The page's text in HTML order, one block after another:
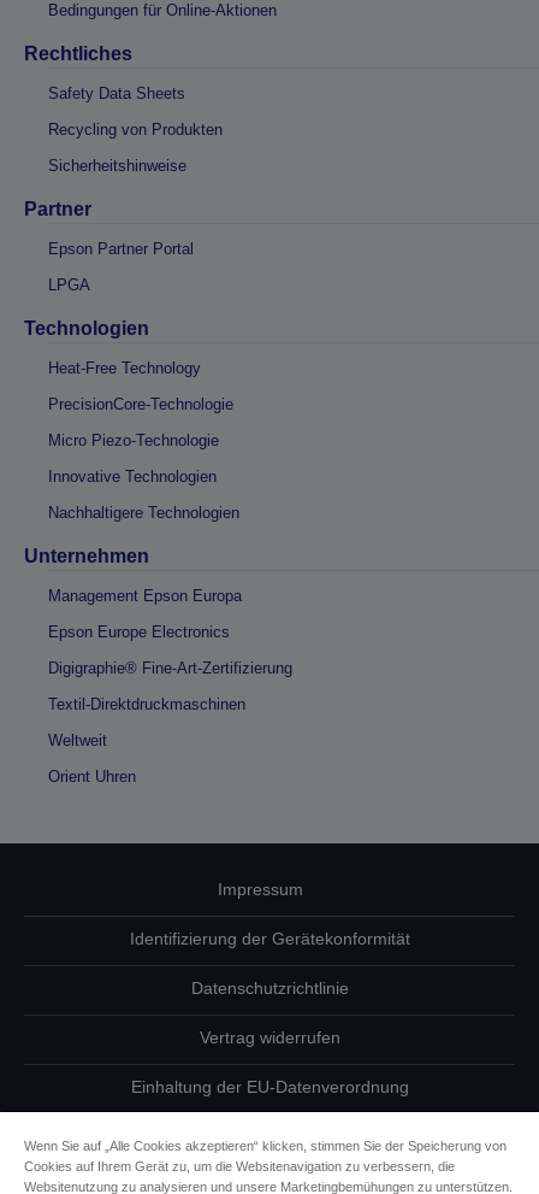
Bedingungen für Online-Aktionen
Rechtliches
Safety Data Sheets
Recycling von Produkten
Sicherheitshinweise
Partner
Epson Partner Portal
LPGA
Technologien
Heat-Free Technology
PrecisionCore-Technologie
Micro Piezo-Technologie
Innovative Technologien
Nachhaltigere Technologien
Unternehmen
Management Epson Europa
Epson Europe Electronics
Digigraphie® Fine-Art-Zertifizierung
Textil-Direktdruckmaschinen
Weltweit
Orient Uhren
Impressum
Identifizierung der Gerätekonformität
Datenschutzrichtlinie
Vertrag widerrufen
Einhaltung der EU-Datenverordnung
Informationen zu Cookies
Wenn Sie auf „Alle Cookies akzeptieren“ klicken, stimmen Sie der Speicherung von
Cookies auf Ihrem Gerät zu, um die Websitenavigation zu verbessern, die
Websitenutzung zu analysieren und unsere Marketingbemühungen zu unterstützen.